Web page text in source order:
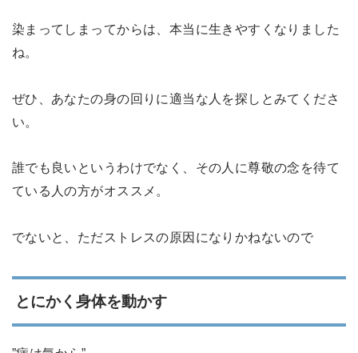
染まってしまってからは、本当に生きやすくなりました
ね。
ぜひ、あなたの身の回りに適当な人を探しとみてくださ
い。
誰でも良いというわけでなく、その人に尊敬の念を待て
ている人の方がオススメ。
でないと、ただストレスの原因になりかねないので
とにかく身体を動かす